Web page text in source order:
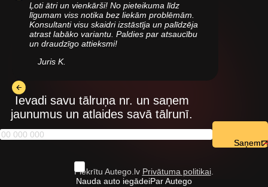
Ļoti ātri un vienkārši! No pieteikuma līdz
līgumam viss notika bez liekām problēmām.
Konsultanti visu skaidri izstāstīja un palīdzēja
atrast labāko variantu. Paldies par atsaucību
un draudzīgo attieksmi!
Juris K.
Ievadi savu tālruņa nr. un saņem
jaunumus un atlaides savā tālrunī.
Piekrītu Autego.lv Privātuma politikai.
Nauda auto iegādeiPar Autego